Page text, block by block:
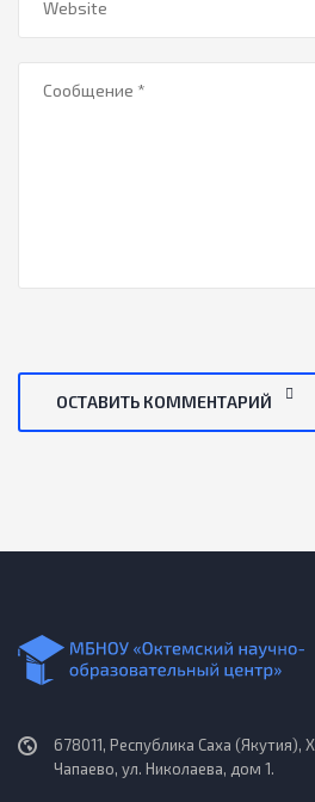
ОСТАВИТЬ КОММЕНТАРИЙ
678011, Республика Саха (Якутия),
Чапаево, ул. Николаева, дом 1.